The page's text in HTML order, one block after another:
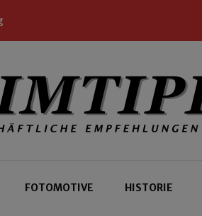
FOTOMOTIVE HISTORIE